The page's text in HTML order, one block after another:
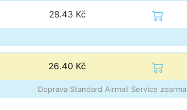
28.43 Kč
26.40 Kč
Doprava Standard Airmail Service zdarma